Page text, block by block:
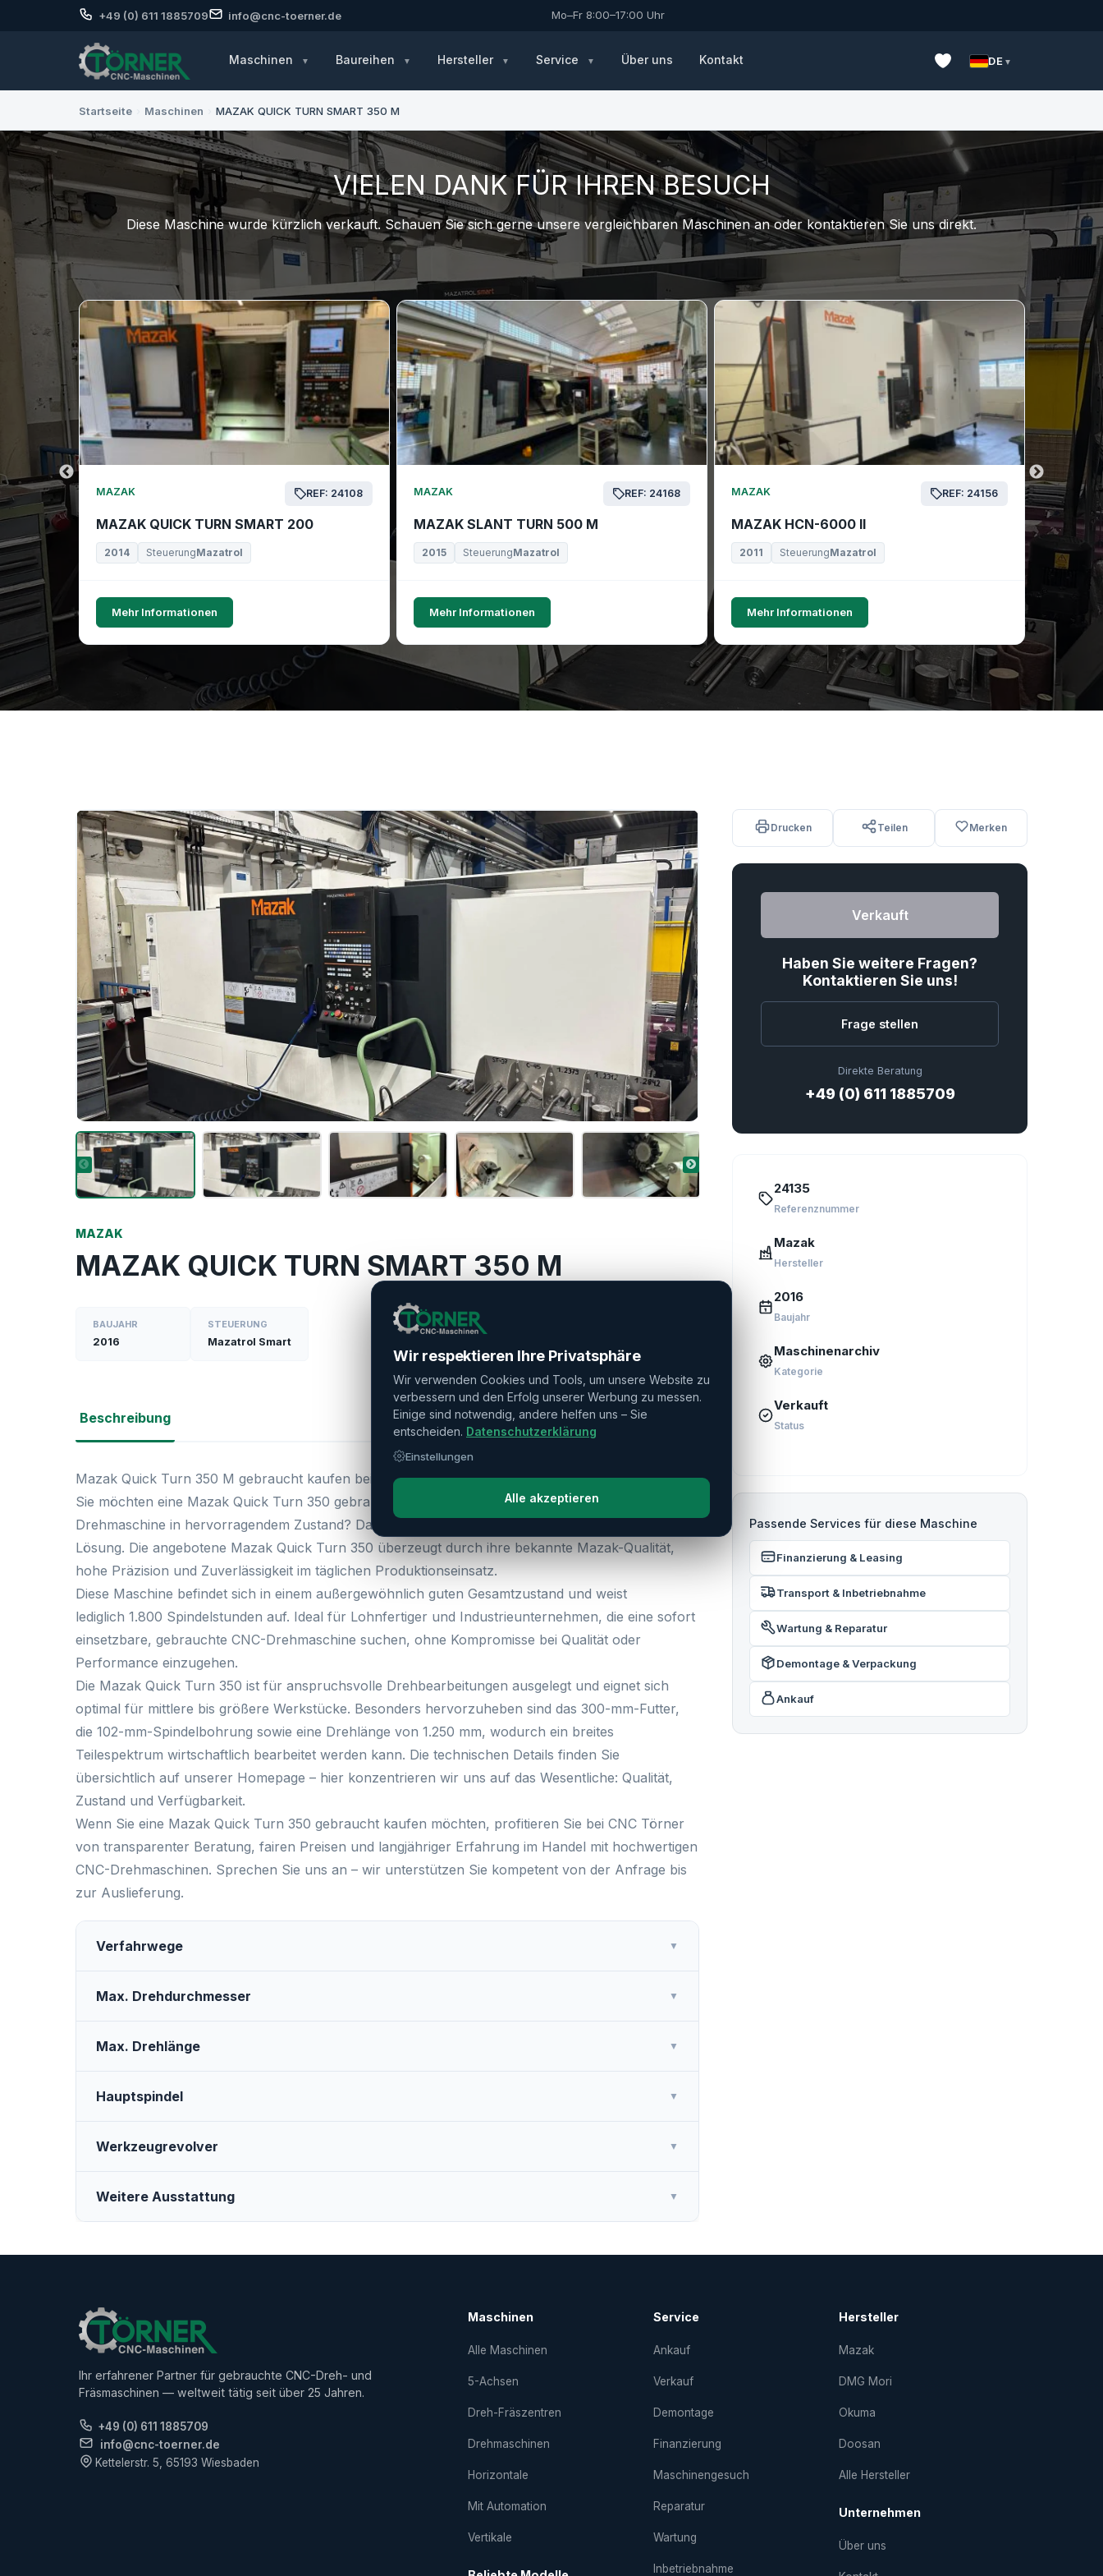
+49 (0) 611 1885709 info@cnc-toerner.de Mo–Fr 8:00–17:00 Uhr
Maschinen Baureihen Hersteller Service Über uns Kontakt DE
Startseite Maschinen MAZAK QUICK TURN SMART 350 M
VIELEN DANK FÜR IHREN BESUCH
Diese Maschine wurde kürzlich verkauft. Schauen Sie sich gerne unsere vergleichbaren Maschinen an oder kontaktieren Sie uns direkt.
24169 MAZAK REF: 24108
MAZAK QUICK TURN SMART 200
2014 SteuerungMazatrol
Mehr Informationen
MAZAK REF: 24168
MAZAK SLANT TURN 500 M
2015 SteuerungMazatrol
Mehr Informationen
MAZAK REF: 24156
MAZAK HCN-6000 II
2011 SteuerungMazatrol
Mehr Informationen
MAZAK
2019
Mehr
MAZAK
MAZAK QUICK TURN SMART 350 M
BAUJAHR
2016
STEUERUNG
Mazatrol Smart
Beschreibung
Mazak Quick Turn 350 M gebraucht kaufen bei Törner CNC-Maschinen:
Sie möchten eine Mazak Quick Turn 350 gebraucht kaufen
und suchen eine leistungsstarke CNC-
Drehmaschine in hervorragendem Zustand? Dann finden Sie bei
Lösung. Die angebotene Mazak Quick Turn 350 überzeugt durch ihre bekannte Mazak-Qualität,
hohe Präzision und Zuverlässigkeit im täglichen Produktionseinsatz.
Diese Maschine befindet sich in einem außergewöhnlich guten Gesamtzustand und weist
lediglich 1.800 Spindelstunden auf. Ideal für Lohnfertiger und Industrieunternehmen, die eine sofort
einsetzbare, gebrauchte CNC-Drehmaschine suchen, ohne Kompromisse bei Qualität oder
Performance einzugehen.
Die Mazak Quick Turn 350 ist für anspruchsvolle Drehbearbeitungen ausgelegt und eignet sich
optimal für mittlere bis größere Werkstücke. Besonders hervorzuheben sind das 300-mm-Futter,
die 102-mm-Spindelbohrung sowie eine Drehlänge von 1.250 mm, wodurch ein breites
Teilespektrum wirtschaftlich bearbeitet werden kann. Die technischen Details finden Sie
übersichtlich auf unserer Homepage – hier konzentrieren wir uns auf das Wesentliche: Qualität,
Zustand und Verfügbarkeit.
Wenn Sie eine Mazak Quick Turn 350 gebraucht kaufen möchten, profitieren Sie bei CNC Törner
von transparenter Beratung, fairen Preisen und langjähriger Erfahrung im Handel mit hochwertigen
CNC-Drehmaschinen. Sprechen Sie uns an – wir unterstützen Sie kompetent von der Anfrage bis
zur Auslieferung.
Verfahrwege ▼
Max. Drehdurchmesser ▼
Max. Drehlänge ▼
Hauptspindel ▼
Werkzeugrevolver ▼
Weitere Ausstattung ▼
Drucken Teilen Merken
Verkauft
Haben Sie weitere Fragen?
Kontaktieren Sie uns!
Frage stellen
Direkte Beratung
+49 (0) 611 1885709
24135
Referenznummer
Mazak
Hersteller
2016
Baujahr
Maschinenarchiv
Kategorie
Verkauft
Status
Passende Services für diese Maschine
Finanzierung & Leasing
Transport & Inbetriebnahme
Wartung & Reparatur
Demontage & Verpackung
Ankauf
Ihr erfahrener Partner für gebrauchte CNC-Dreh- und
Fräsmaschinen — weltweit tätig seit über 25 Jahren.
+49 (0) 611 1885709
info@cnc-toerner.de
Kettelerstr. 5, 65193 Wiesbaden
Maschinen
Alle Maschinen
5-Achsen
Dreh-Fräs­zentren
Drehmaschinen
Horizontale
Mit Automation
Vertikale
Service
Ankauf
Verkauf
Demontage
Finanzierung
Maschinengesuch
Reparatur
Wartung
Inbetriebnahme
Hersteller
Mazak
DMG Mori
Okuma
Doosan
Alle Hersteller
Unternehmen
Über uns
Wir respektieren Ihre Privatsphäre
Wir verwenden Cookies und Tools, um unsere Website zu
verbessern und den Erfolg unserer Werbung zu messen.
Einige sind notwendig, andere helfen uns – Sie
entscheiden. Datenschutzerklärung
Einstellungen
Alle akzeptieren